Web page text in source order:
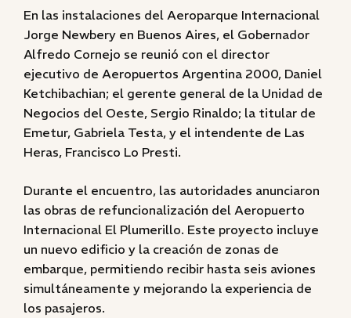
En las instalaciones del Aeroparque Internacional
Jorge Newbery en Buenos Aires, el Gobernador
Alfredo Cornejo se reunió con el director
ejecutivo de Aeropuertos Argentina 2000, Daniel
Ketchibachian; el gerente general de la Unidad de
Negocios del Oeste, Sergio Rinaldo; la titular de
Emetur, Gabriela Testa, y el intendente de Las
Heras, Francisco Lo Presti.
Durante el encuentro, las autoridades anunciaron
las obras de refuncionalización del Aeropuerto
Internacional El Plumerillo. Este proyecto incluye
un nuevo edificio y la creación de zonas de
embarque, permitiendo recibir hasta seis aviones
simultáneamente y mejorando la experiencia de
los pasajeros.